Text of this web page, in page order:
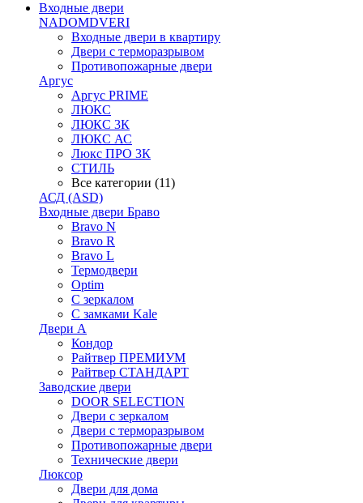
Входные двери
NADOMDVERI
Входные двери в квартиру
Двери с терморазрывом
Противопожарные двери
Аргус
Аргус PRIME
ЛЮКС
ЛЮКС 3К
ЛЮКС АС
Люкс ПРО 3К
СТИЛЬ
Все категории (11)
АСД (ASD)
Входные двери Браво
Bravo N
Bravo R
Bravo L
Термодвери
Optim
С зеркалом
С замками Kale
Двери А
Кондор
Райтвер ПРЕМИУМ
Райтвер СТАНДАРТ
Заводские двери
DOOR SELECTION
Двери с зеркалом
Двери с терморазрывом
Противопожарные двери
Технические двери
Люксор
Двери для дома